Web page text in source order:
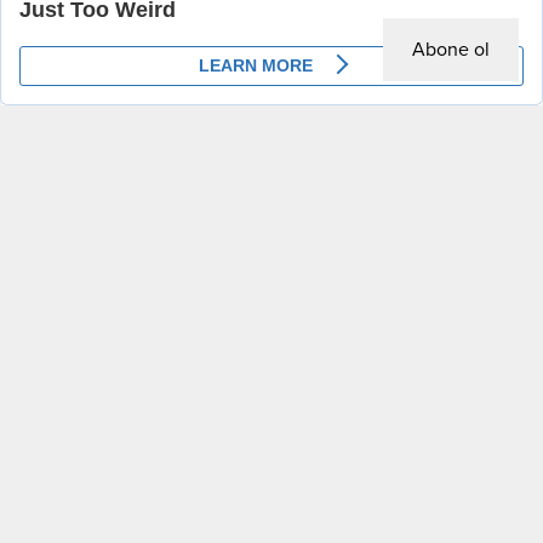
Abone ol